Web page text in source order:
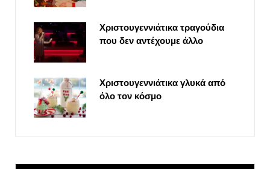
Χριστουγεννιάτικα τραγούδια
που δεν αντέχουμε άλλο
Χριστουγεννιάτικα γλυκά από
όλο τον κόσμο